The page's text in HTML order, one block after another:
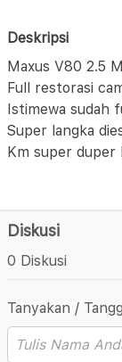
Deskripsi
Maxus V80 2.5
Full restorasi
Istimewa sudah
Super langka
Km super duper
Diskusi
0 Diskusi
Tanyakan /